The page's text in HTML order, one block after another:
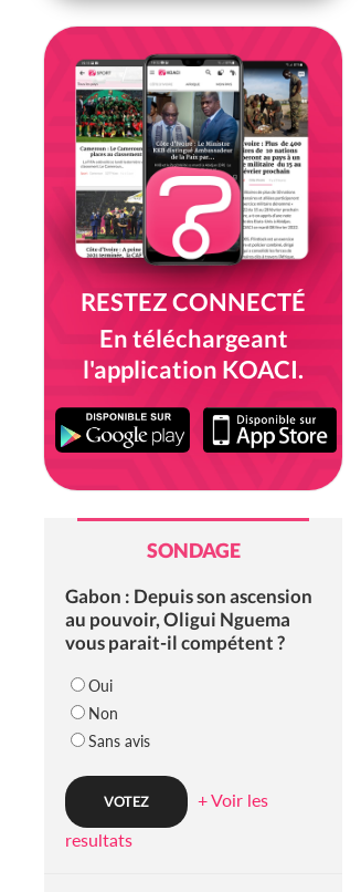
RESTEZ CONNECTÉ
En téléchargeant
l'application KOACI.
SONDAGE
Gabon : Depuis son ascension
au pouvoir, Oligui Nguema
vous parait-il compétent ?
Oui
Non
Sans avis
+ Voir les
resultats